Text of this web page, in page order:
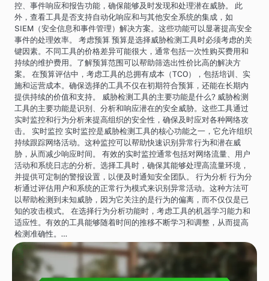
控、事件响应和报告功能，确保能够及时发现和处理潜在威胁。 此
外，查看工具是否支持自动化响应和与其他安全系统的集成，如
SIEM（安全信息和事件管理）解决方案。这些功能可以显著提高安全
事件的处理效率。 考虑预算 预算是选择威胁检测工具时必须考虑的关
键因素。不同工具的价格差异可能很大，通常包括一次性购买费用和
持续的维护费用。了解预算范围可以帮助筛选出性价比高的解决方
案。 在预算评估中，考虑工具的总拥有成本（TCO），包括培训、实
施和运营成本。确保选择的工具不仅在初期符合预算，还能在长期内
提供持续的价值和支持。 威胁检测工具的主要功能是什么? 威胁检测
工具的主要功能是识别、分析和响应潜在的安全威胁。这些工具通过
实时监控和行为分析来提高组织的安全性，确保及时应对各种网络攻
击。 实时监控 实时监控是威胁检测工具的核心功能之一，它允许组织
持续跟踪网络活动。这种监控可以帮助快速识别异常行为和潜在威
胁，从而减少响应时间。 有效的实时监控通常包括对网络流量、用户
活动和系统日志的分析。选择工具时，确保其能够处理高流量环境，
并提供可定制的警报设置，以便及时通知安全团队。 行为分析 行为分
析通过评估用户和系统的正常行为模式来识别异常活动。这种方法可
以帮助检测到未知威胁，因为它关注的是行为的偏离，而不仅仅是已
知的攻击模式。 在选择行为分析功能时，考虑工具的机器学习能力和
适应性。有效的工具能够随着时间的推移不断学习和调整，从而提高
检测准确性。…